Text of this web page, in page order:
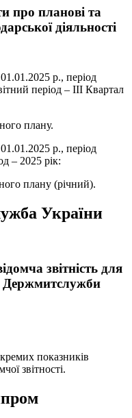
про планові та
діяльності
р., період
період – ІІІ Квартал
плану.
р., період
– 2025 рік:
плану (річний).
України
звітність для
Держмитслужби
показників
звітності.